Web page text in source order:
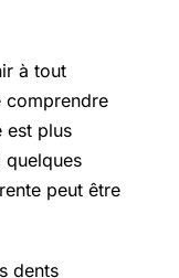
à tout
comprendre
est plus
quelques
peut être
dents